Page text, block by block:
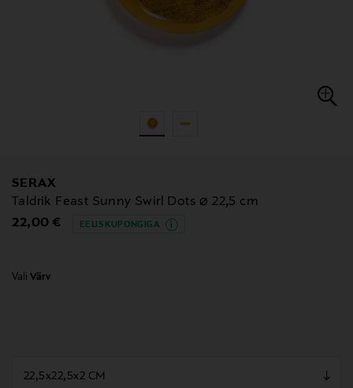
SERAX
Taldrik Feast Sunny Swirl Dots ⌀ 22,5 cm
Original Price
22,00 € EELIS KUPONGIGA
Vali Värv